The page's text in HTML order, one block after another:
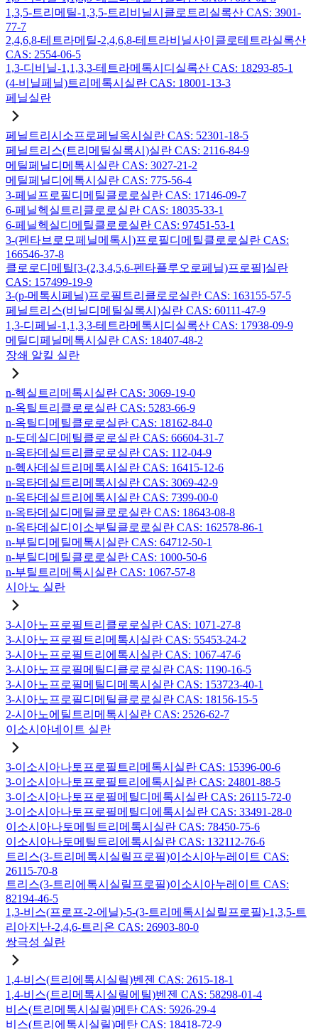
1,3,5-트리메틸-1,3,5-트리비닐시클로트리실록산 CAS: 3901-
77-7
2,4,6,8-테트라메틸-2,4,6,8-테트라비닐사이클로테트라실록산
CAS: 2554-06-5
1,3-디비닐-1,1,3,3-테트라메톡시디실록산 CAS: 18293-85-1
(4-비닐페닐)트리메톡시실란 CAS: 18001-13-3
페닐실란
페닐트리시소프로페닐옥시실란 CAS: 52301-18-5
페닐트리스(트리메틸실록시)실란 CAS: 2116-84-9
메틸페닐디메톡시실란 CAS: 3027-21-2
메틸페닐디에톡시실란 CAS: 775-56-4
3-페닐프로필디메틸클로로실란 CAS: 17146-09-7
6-페닐헥실트리클로로실란 CAS: 18035-33-1
6-페닐헥실디메틸클로로실란 CAS: 97451-53-1
3-(펜타브로모페닐메톡시)프로필디메틸클로로실란 CAS:
166546-37-8
클로로디메틸[3-(2,3,4,5,6-펜타플루오로페닐)프로필]실란
CAS: 157499-19-9
3-(p-메톡시페닐)프로필트리클로로실란 CAS: 163155-57-5
페닐트리스(비닐디메틸실록시)실란 CAS: 60111-47-9
1,3-디페닐-1,1,3,3-테트라메톡시디실록산 CAS: 17938-09-9
메틸디페닐메톡시실란 CAS: 18407-48-2
장쇄 알킬 실란
n-헥실트리메톡시실란 CAS: 3069-19-0
n-옥틸트리클로로실란 CAS: 5283-66-9
n-옥틸디메틸클로로실란 CAS: 18162-84-0
n-도데실디메틸클로로실란 CAS: 66604-31-7
n-옥타데실트리클로로실란 CAS: 112-04-9
n-헥사데실트리메톡시실란 CAS: 16415-12-6
n-옥타데실트리메톡시실란 CAS: 3069-42-9
n-옥타데실트리에톡시실란 CAS: 7399-00-0
n-옥타데실디메틸클로로실란 CAS: 18643-08-8
n-옥타데실디이소부틸클로로실란 CAS: 162578-86-1
n-부틸디메틸메톡시실란 CAS: 64712-50-1
n-부틸디메틸클로로실란 CAS: 1000-50-6
n-부틸트리메톡시실란 CAS: 1067-57-8
시아노 실란
3-시아노프로필트리클로로실란 CAS: 1071-27-8
3-시아노프로필트리메톡시실란 CAS: 55453-24-2
3-시아노프로필트리에톡시실란 CAS: 1067-47-6
3-시아노프로필메틸디클로로실란 CAS: 1190-16-5
3-시아노프로필메틸디메톡시실란 CAS: 153723-40-1
3-시아노프로필디메틸클로로실란 CAS: 18156-15-5
2-시아노에틸트리메톡시실란 CAS: 2526-62-7
이소시아네이트 실란
3-이소시아나토프로필트리메톡시실란 CAS: 15396-00-6
3-이소시아나토프로필트리에톡시실란 CAS: 24801-88-5
3-이소시아나토프로필메틸디메톡시실란 CAS: 26115-72-0
3-이소시아나토프로필메틸디에톡시실란 CAS: 33491-28-0
이소시아나토메틸트리메톡시실란 CAS: 78450-75-6
이소시아나토메틸트리에톡시실란 CAS: 132112-76-6
트리스(3-트리메톡시실릴프로필)이소시아누레이트 CAS:
26115-70-8
트리스(3-트리에톡시실릴프로필)이소시아누레이트 CAS:
82194-46-5
1,3-비스(프로프-2-에닐)-5-(3-트리메톡시실릴프로필)-1,3,5-트
리아지난-2,4,6-트리온 CAS: 26903-80-0
쌍극성 실란
1,4-비스(트리에톡시실릴)벤젠 CAS: 2615-18-1
1,4-비스(트리메톡시실릴에틸)벤젠 CAS: 58298-01-4
비스(트리메톡시실릴)메탄 CAS: 5926-29-4
비스(트리에톡시실릴)메탄 CAS: 18418-72-9